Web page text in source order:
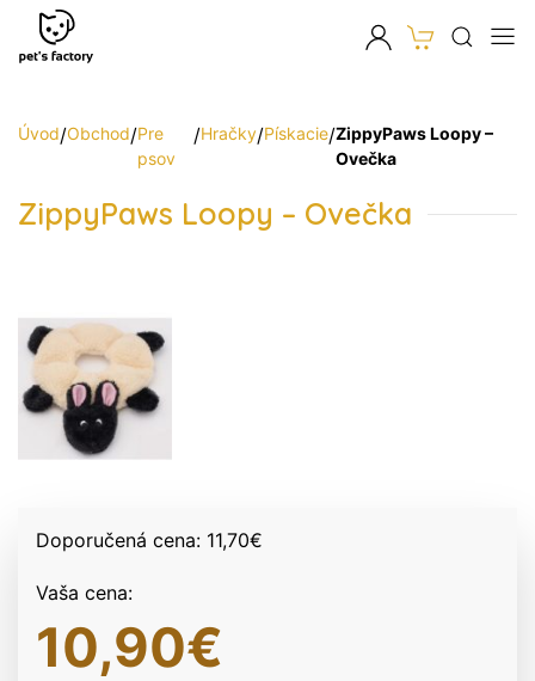
Úvod/Obchod/Pre
psov
/Hračky/Pískacie/ZippyPaws Loopy –
Ovečka
ZippyPaws Loopy – Ovečka
Doporučená cena: 11,70€
Vaša cena:
10,90€